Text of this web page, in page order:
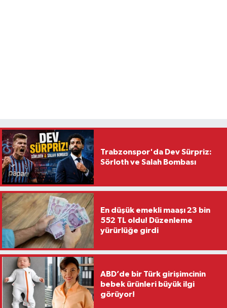
Trabzonspor'da Dev Sürpriz:
Sörloth ve Salah Bombası
En düşük emekli maaşı 23 bin
552 TL oldu! Düzenleme
yürürlüğe girdi
ABD’de bir Türk girişimcinin
bebek ürünleri büyük ilgi
görüyor!